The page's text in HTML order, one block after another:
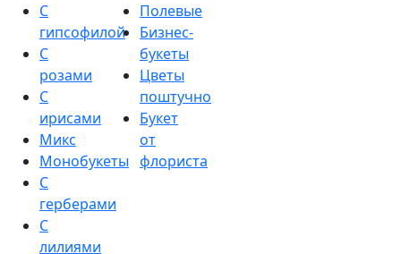
С
гипсофилой
С
розами
С
ирисами
Микс
Монобукеты
С
герберами
С
лилиями
Полевые
Бизнес-
букеты
Цветы
поштучно
Букет
от
флориста